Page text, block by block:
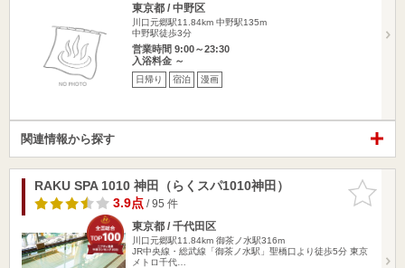
東京都 / 中野区
川口元郷駅11.84km 中野駅135m
中野駅徒歩3分
営業時間 9:00～23:30
入浴料金 ～
日帰り 宿泊 漫画
関連情報から探す
お気に入
りに追加
RAKU SPA 1010 神田（らくスパ1010神田）
3.9点/ 95 件
東京都 / 千代田区
川口元郷駅11.84km 御茶ノ水駅316m
JR中央線・総武線「御茶ノ水駅」聖橋口より徒歩5分 東京
メトロ千代…